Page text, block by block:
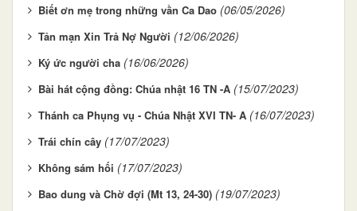
Biết ơn mẹ trong những vần Ca Dao (06/05/2026)
Tản mạn Xin Trả Nợ Người (12/06/2026)
Ký ức người cha (16/06/2026)
Bài hát cộng đồng: Chúa nhật 16 TN -A (15/07/2023)
Thánh ca Phụng vụ - Chúa Nhật XVI TN- A (16/07/2023)
Trái chín cây (17/07/2023)
Không sám hối (17/07/2023)
Bao dung và Chờ đợi (Mt 13, 24-30) (19/07/2023)